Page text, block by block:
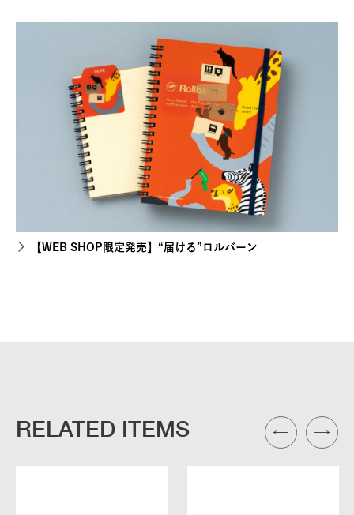
【WEB SHOP限定発売】“届ける”ロルバーン
RELATED ITEMS